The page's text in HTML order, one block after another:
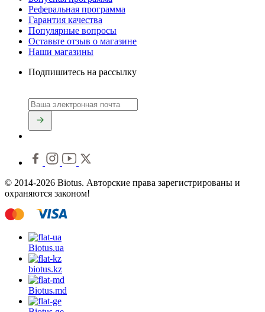
Реферальная программа
Гарантия качества
Популярные вопросы
Оставьте отзыв о магазине
Наши магазины
Подпишитесь на рассылку
© 2014-2026 Biotus. Авторские права зарегистрированы и
охраняются законом!
Biotus.ua
biotus.kz
Biotus.md